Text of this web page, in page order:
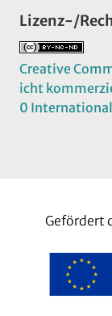
Lizenz-/
Creative
icht
0
Gefördert